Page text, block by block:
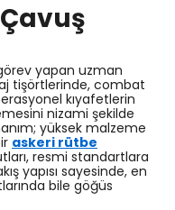
yapan uzman
tişörtlerinde, combat
kıyafetlerin
nizami şekilde
yüksek malzeme
askeri rütbe
resmi standartlara
yapısı sayesinde, en
bile göğüs